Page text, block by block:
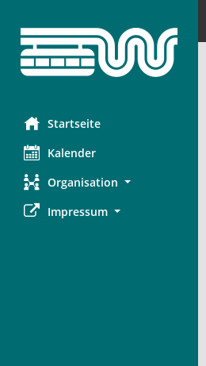
Startseite
Kalender
Organisation
Impressum